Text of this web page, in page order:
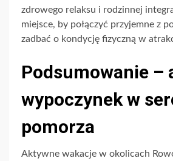
zdrowego relaksu i rodzinnej
miejsce, by połączyć przyjemne z
zadbać o kondycję fizyczną w
Podsumowanie –
wypoczynek w
pomorza
Aktywne wakacje w okolicach